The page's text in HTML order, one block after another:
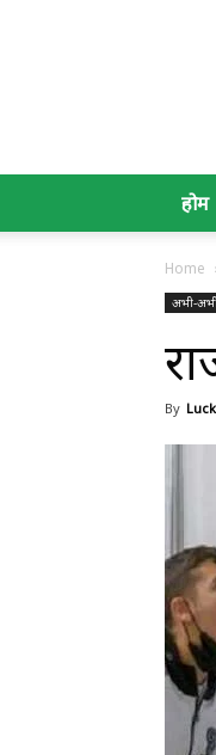
होम
Home
अभी-
By